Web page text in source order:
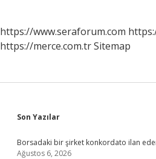
https://www.seraforum.com
https://merce.com.trSitemap
Sidebar
Son Yazılar
Borsadaki bir şirket konkordato ilan
Ağustos 6, 2026